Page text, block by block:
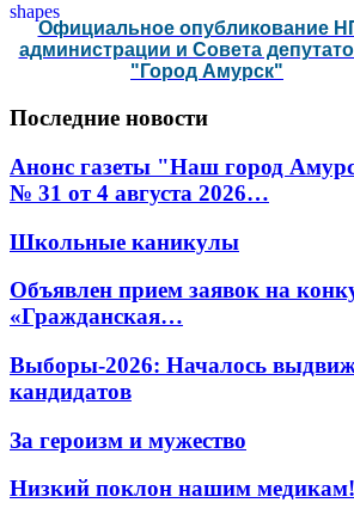
Официальное опубликование
администрации и Совета
"Город Амурск"
Последние новости
Анонс газеты "Наш город
№ 31 от 4 августа 2026…
Школьные каникулы
Объявлен прием заявок на
«Гражданская…
Выборы-2026: Началось
кандидатов
За героизм и мужество
Низкий поклон нашим медикам!